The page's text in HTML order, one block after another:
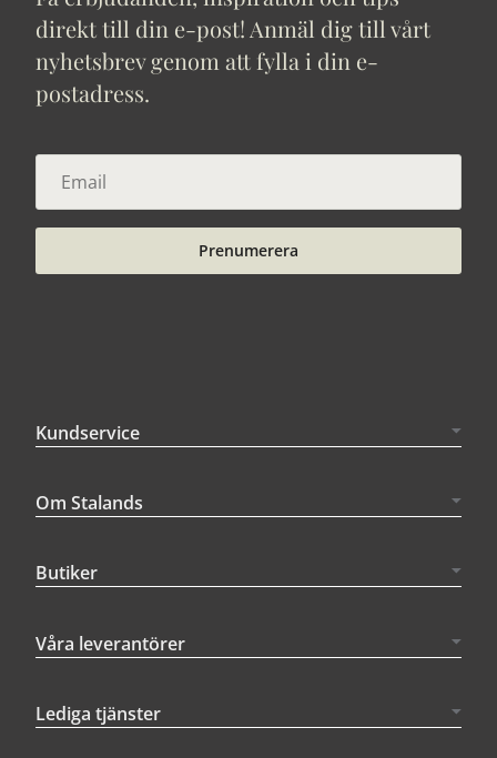
direkt till din e-post! Anmäl dig till vårt
nyhetsbrev genom att fylla i din e-
postadress.
Prenumerera
Kundservice
Om Stalands
Butiker
Våra leverantörer
Lediga tjänster